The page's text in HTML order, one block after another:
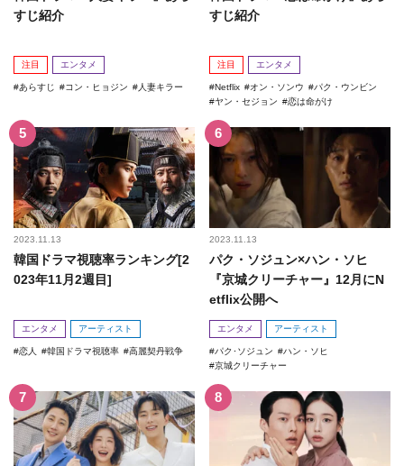
すじ紹介
注目 エンタメ
あらすじ コン・ヒョジン 人妻キラー
すじ紹介
注目 エンタメ
Netflix オン・ソンウ
パク・ウンビン
ヤン・セジョン
恋は命がけ
2023.11.13
韓国ドラマ視聴率ランキング[2
023年11月2週目]
エンタメ アーティスト
恋人 韓国ドラマ視聴率 高麗契丹戦争
2023.11.13
パク・ソジュン×ハン・ソヒ
『京城クリーチャー』12月にN
etflix公開へ
エンタメ アーティスト
パク･ソジュン
ハン・ソヒ
京城クリーチャー